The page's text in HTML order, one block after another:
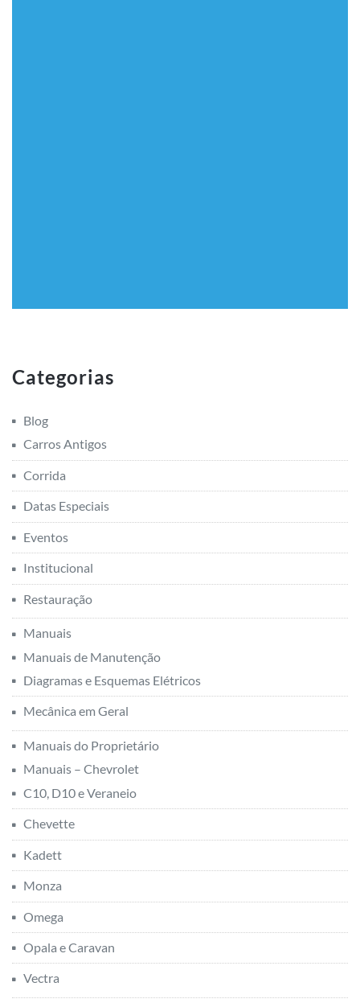
Categorias
Blog
Carros Antigos
Corrida
Datas Especiais
Eventos
Institucional
Restauração
Manuais
Manuais de Manutenção
Diagramas e Esquemas Elétricos
Mecânica em Geral
Manuais do Proprietário
Manuais – Chevrolet
C10, D10 e Veraneio
Chevette
Kadett
Monza
Omega
Opala e Caravan
Vectra